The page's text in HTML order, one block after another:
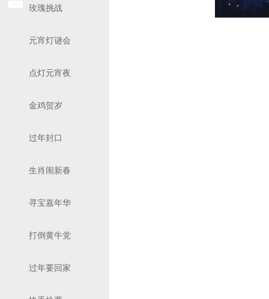
玫瑰挑战
元宵灯谜会
点灯元宵夜
金鸡贺岁
过年封口
生肖闹新春
寻宝嘉年华
打倒黄牛党
过年要回家